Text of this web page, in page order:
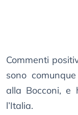
Commenti
sono
alla Bocconi, e
l’Italia.